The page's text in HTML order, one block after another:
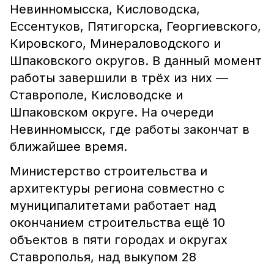
Невинномысска, Кисловодска,
Ессентуков, Пятигорска, Георгиевского,
Кировского, Минераловодского и
Шпаковского округов. В данный момент
работы завершили в трёх из них —
Ставрополе, Кисловодске и
Шпаковском округе. На очереди
Невинномысск, где работы закончат в
ближайшее время.
Министерство строительства и
архитектуры региона совместно с
муниципалитетами работает над
окончанием строительства ещё 10
объектов в пяти городах и округах
Ставрополья, над выкупом 28